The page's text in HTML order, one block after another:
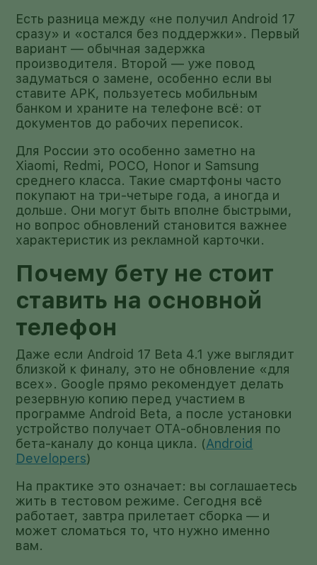
Есть разница между «не получил Android 17
сразу» и «остался без поддержки». Первый
вариант — обычная задержка
производителя. Второй — уже повод
задуматься о замене, особенно если вы
ставите APK, пользуетесь мобильным
банком и храните на телефоне всё: от
документов до рабочих переписок.
Для России это особенно заметно на
Xiaomi, Redmi, POCO, Honor и Samsung
среднего класса. Такие смартфоны часто
покупают на три-четыре года, а иногда и
дольше. Они могут быть вполне быстрыми,
но вопрос обновлений становится важнее
характеристик из рекламной карточки.
Почему бету не стоит
ставить на основной
телефон
Даже если Android 17 Beta 4.1 уже выглядит
близкой к финалу, это не обновление «для
всех». Google прямо рекомендует делать
резервную копию перед участием в
программе Android Beta, а после установки
устройство получает OTA-обновления по
бета-каналу до конца цикла. (Android
Developers)
На практике это означает: вы соглашаетесь
жить в тестовом режиме. Сегодня всё
работает, завтра прилетает сборка — и
может сломаться то, что нужно именно
вам.